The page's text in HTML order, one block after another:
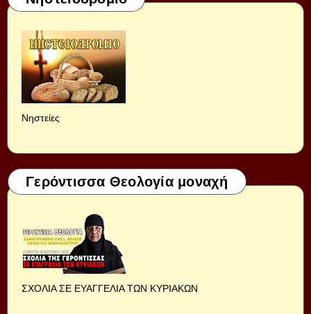
Νηστείες
Γερόντισσα Θεολογία μοναχή
ΣΧΟΛΙΑ ΣΕ ΕΥΑΓΓΕΛΙΑ ΤΩΝ ΚΥΡΙΑΚΩΝ